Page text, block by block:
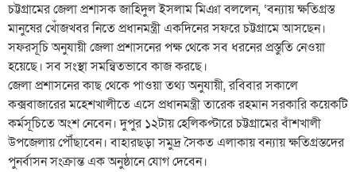
চট্টগ্রামের জেলা প্রশাসক জাহিদুল ইসলাম মিঞা বললেন, ‘বন্যায় ক্ষতিগ্রস্ত
মানুষের খোঁজখবর নিতে প্রধানমন্ত্রী একদিনের সফরে চট্টগ্রামে আসছেন।
সফরসূচি অনুযায়ী জেলা প্রশাসনের পক্ষ থেকে সব ধরনের প্রস্তুতি নেওয়া
হয়েছে। সব সংস্থা সমন্বিতভাবে কাজ করছে।
জেলা প্রশাসনের কাছ থেকে পাওয়া তথ্য অনুযায়ী, রবিবার সকালে
কক্সবাজারের মহেশখালীতে এসে প্রধানমন্ত্রী তারেক রহমান সরকারি কয়েকটি
কর্মসূচিতে অংশ নেবেন। দুপুর ১২টায় হেলিকপ্টারে চট্টগ্রামের বাঁশখালী
উপজেলায় পৌঁছাবেন। বাহারছড়া সমুদ্র সৈকত এলাকায় বন্যায় ক্ষতিগ্রস্তদের
পুনর্বাসন সংক্রান্ত এক অনুষ্ঠানে যোগ দেবেন।